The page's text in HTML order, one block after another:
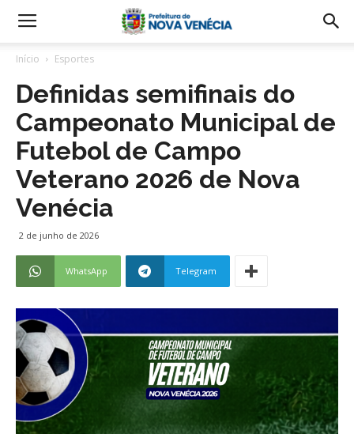
Início Esportes
Definidas semifinais do
Campeonato Municipal de
Futebol de Campo
Veterano 2026 de Nova
Venécia
2 de junho de 2026
WhatsApp Telegram